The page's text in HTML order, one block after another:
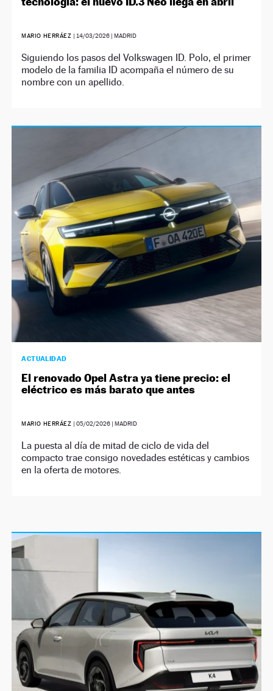
MARIO HERRÁEZ | 14/03/2026| MADRID
Siguiendo los pasos del Volkswagen ID. Polo, el primer
modelo de la familia ID acompaña el número de su
nombre con un apellido.
ACTUALIDAD
El renovado Opel Astra ya tiene precio: el
eléctrico es más barato que antes
MARIO HERRÁEZ | 05/02/2026| MADRID
La puesta al día de mitad de ciclo de vida del
compacto trae consigo novedades estéticas y cambios
en la oferta de motores.